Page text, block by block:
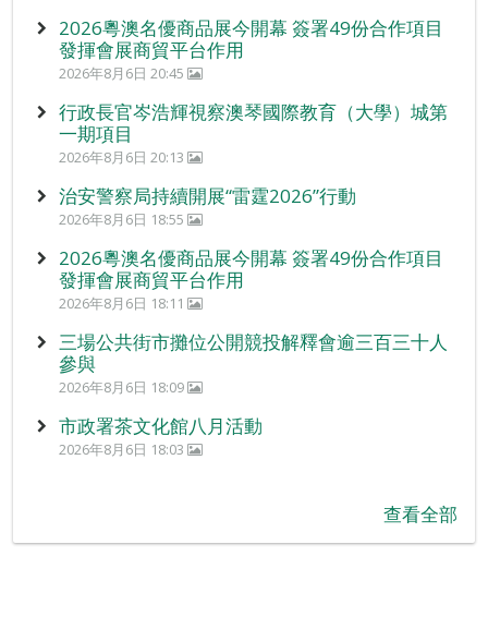
2026粵澳名優商品展今開幕 簽署49份合作項目
發揮會展商貿平台作用
2026年8月6日 20:45
行政長官岑浩輝視察澳琴國際教育（大學）城第
一期項目
2026年8月6日 20:13
治安警察局持續開展“雷霆2026”行動
2026年8月6日 18:55
2026粵澳名優商品展今開幕 簽署49份合作項目
發揮會展商貿平台作用
2026年8月6日 18:11
三場公共街市攤位公開競投解釋會逾三百三十人
參與
2026年8月6日 18:09
市政署茶文化館八月活動
2026年8月6日 18:03
查看全部